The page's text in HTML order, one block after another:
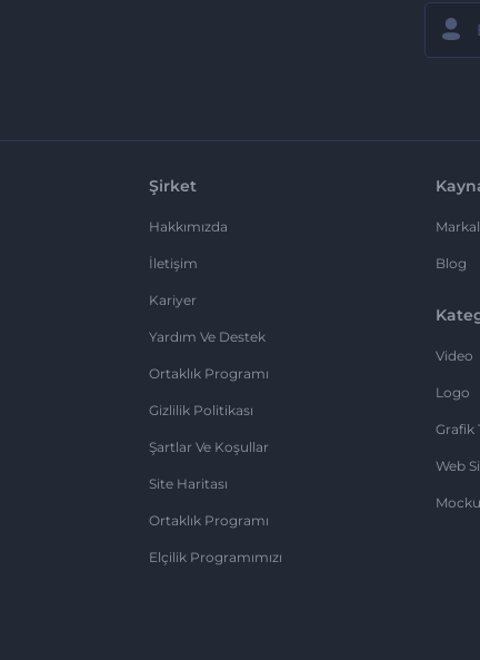
Şirket
Hakkımızda
İletişim
Kariyer
Yardım Ve Destek
Ortaklık Programı
Gizlilik Politikası
Şartlar Ve Koşullar
Site Haritası
Ortaklık Programı
Elçilik Programımızı
Blog
Video
Logo
Grafik
Web